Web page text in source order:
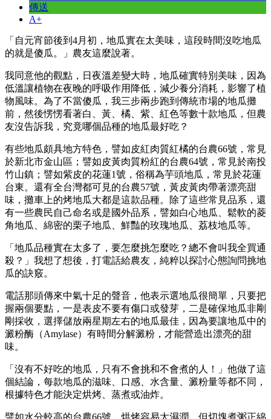
傳送
A+
「自元宵節後到4月初，地瓜實在太美味，這段時間沒吃地瓜
的就是傻瓜。」農友這麼說著。
我同意他的觀點，日夜溫差變大時，地瓜確實特別美味，因為
低溫讓植物在夜晚的呼吸作用降低，減少養分消耗，影響了植
物風味。為了不當傻瓜，我三步兩步跑到傳統市場的地瓜攤
前，然後愣愣看著白、黃、橘、紫、紅色等數十款地瓜，但農
友沒告訴我，究竟哪個品種的地瓜最好吃？
有些地瓜頗具地方特色，譬如皮紅肉質紅橘的台農66號，常見
於新北市金山區；譬如皮黃肉質粉紅的台農64號，常見於南投
竹山鎮；譬如紫皮的花蓮1號，俗稱為芋頭地瓜，常見於花蓮
台東。還有全台灣都可見的台農57號，黃皮黃肉帶著漂亮甜
味，攤車上的烤地瓜大都是這款品種。除了這些常見品系，還
有一些農民自己命名或是國外品系，譬如白心地瓜、鬆軟的菱
角地瓜、綿密的栗子地瓜、鮮豔的玫瑰地瓜、荔枝地瓜等。
「地瓜品種實在太多了，要怎麼挑怎麼吃？總不會叫我全買通
殺？」我想了想後，打電話給農友，純粹以探討心態詢問挑地
瓜的訣竅。
電話那頭傳來中氣十足的聲音，他表示選地瓜很簡單，只要把
握兩個要點，一是表皮不要有傷口或發芽，二是確保地瓜非剛
剛採收，選擇儲放兩星期左右的地瓜最佳，因為要讓地瓜中的
澱粉酶（Amylase）有時間分解澱粉，才能營造出漂亮的甜
味。
「沒有不好吃的地瓜，只有不會挑和不會煮的人！」他做了這
個結論，每款地瓜的滋味、口感、水含量、澱粉量等都不同，
根據特色才能決定烘烤、蒸煮或油炸。
譬如水分較高的台農66號，烘烤容易太濕潤，但切塊煮粥正綿